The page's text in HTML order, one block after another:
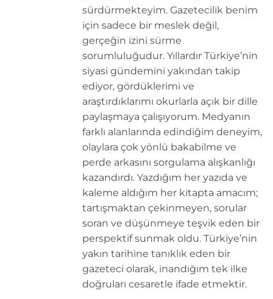
sürdürmekteyim. Gazetecilik benim
için sadece bir meslek değil,
gerçeğin izini sürme
sorumluluğudur. Yıllardır Türkiye’nin
siyasi gündemini yakından takip
ediyor, gördüklerimi ve
araştırdıklarımı okurlarla açık bir dille
paylaşmaya çalışıyorum. Medyanın
farklı alanlarında edindiğim deneyim,
olaylara çok yönlü bakabilme ve
perde arkasını sorgulama alışkanlığı
kazandırdı. Yazdığım her yazıda ve
kaleme aldığım her kitapta amacım;
tartışmaktan çekinmeyen, sorular
soran ve düşünmeye teşvik eden bir
perspektif sunmak oldu. Türkiye’nin
yakın tarihine tanıklık eden bir
gazeteci olarak, inandığım tek ilke
doğruları cesaretle ifade etmektir.